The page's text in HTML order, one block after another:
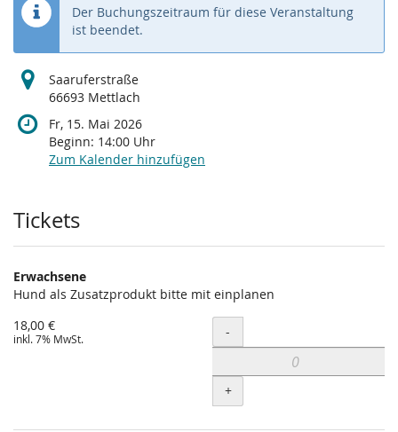
Der Buchungszeitraum für diese Veranstaltung
ist beendet.
Saaruferstraße
66693 Mettlach
Fr, 15. Mai 2026
Beginn: 14:00 Uhr
Zum Kalender hinzufügen
Produkte
Tickets
Erwachsene
Hund als Zusatzprodukt bitte mit einplanen
18,00 €
inkl. 7% MwSt. Menge
-
+